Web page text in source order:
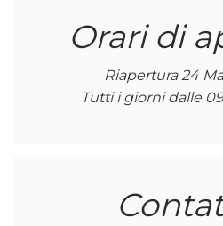
Orari di
Riapertura 24
Tutti i giorni dalle